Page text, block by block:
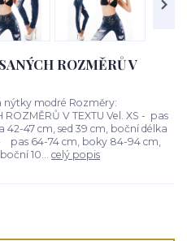
ROZMĚRŮ V
nýtky modré Rozměry:
ROZMĚRŮ V TEXTU Vel. XS - pas
47 cm, sed 39 cm, boční délka
pas 64-74 cm, boky 84-94 cm,
10... celý popis